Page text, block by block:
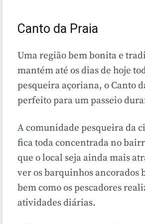
Canto da Praia
Uma região bem bonita e
mantém até os dias de hoje
pesqueira açoriana, o Canto
perfeito para um passeio
A comunidade pesqueira da
fica toda concentrada no
que o local seja ainda mais
ver os barquinhos ancorados
bem como os pescadores
atividades diárias.